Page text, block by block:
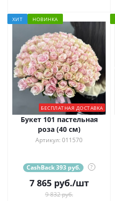
ХИТ НОВИНКА
БЕСПЛАТНАЯ ДОСТАВКА
Букет 101 пастельная
роза (40 см)
Артикул: 011570
CashBack 393 руб. ?
7 865руб./шт
9 832 руб.